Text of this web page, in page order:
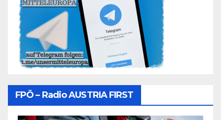
FPÖ – Radio AUSTRIA FIRST